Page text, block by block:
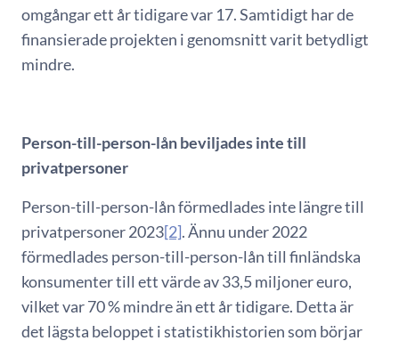
omgångar ett år tidigare var 17. Samtidigt har de
finansierade projekten i genomsnitt varit betydligt
mindre.
Person-till-person-lån beviljades inte till
privatpersoner
Person-till-person-lån förmedlades inte längre till
privatpersoner 2023[2]. Ännu under 2022
förmedlades person-till-person-lån till finländska
konsumenter till ett värde av 33,5 miljoner euro,
vilket var 70 % mindre än ett år tidigare. Detta är
det lägsta beloppet i statistikhistorien som börjar